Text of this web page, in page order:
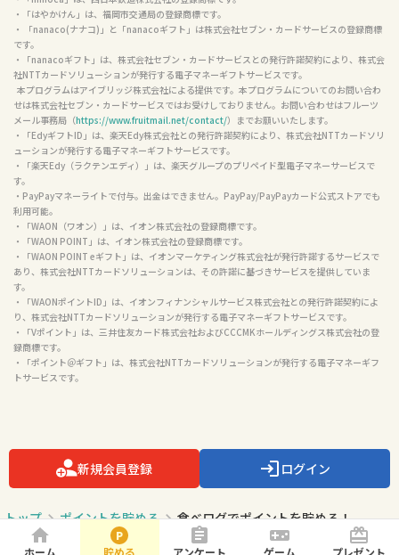
ホーム 貯める アンケート ゲーム プレゼント
・「はやかけん」は、福岡市交通局の登録商標です。
・ 「nanaco(ナナコ)」と「nanacoギフト」は株式会社セブン・カードサービスの登録商標
です。
・「nanacoギフト」は、株式会社セブン・カードサービスとの発行許諾契約により、株式会
社NTTカードソリューションが発行する電子マネーギフトサービスです。
せは株式会社セブン・カードサービスではお受けしておりません。お問い合わせはフルーツ
メール事務局（https://www.fruitmail.net/contact/）までお願いいたします。
・「EdyギフトID」は、楽天Edy株式会社との発行許諾契約により、株式会社NTTカードソリ
ューションが発行する電子マネーギフトサービスです。
・「楽天Edy（ラクテンエディ）」は、楽天グループのプリペイド型電子マネーサービスで
す。
・PayPayマネーライトで付与。出金はできません。PayPay/PayPayカード公式ストアでも
利用可能。
・「WAON（ワオン）」は、イオン株式会社の登録商標です。
・「WAON POINT」は、イオン株式会社の登録商標です。
・「WAON POINT eギフト」は、イオンマーケティング株式会社が発行許諾するサービスで
あり、株式会社NTTカードソリューションは、その許諾に基づきサービスを提供していま
す。
・「WAONポイントID」は、イオンフィナンシャルサービス株式会社との発行許諾契約によ
り、株式会社NTTカードソリューションが発行する電子マネーギフトサービスです。
・「Vポイント」は、三井住友カード株式会社およびCCCMKホールディングス株式会社の登
録商標です。
・「ポイント＠ギフト」は、株式会社NTTカードソリューションが発行する電子マネーギフ
トサービスです。
新規会員登録 ログイン
トップ ポイントを貯める 食べログでポイントを貯める！